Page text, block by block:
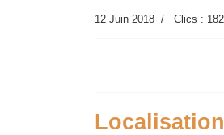
12 Juin 2018 Clics :